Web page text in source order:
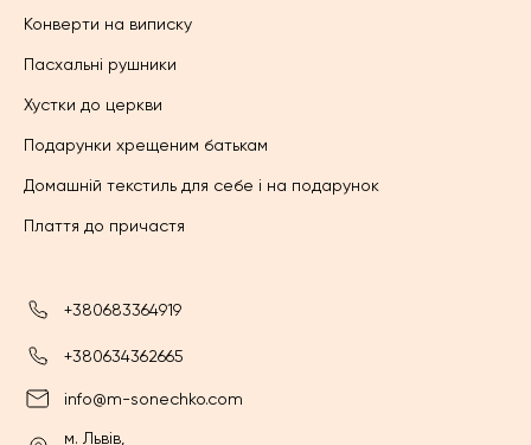
Конверти на виписку
Пасхальні рушники
Хустки до церкви
Подарунки хрещеним батькам
Домашній текстиль для себе і на подарунок
Плаття до причастя
+380683364919
+380634362665
info@m-sonechko.com
м. Львів,